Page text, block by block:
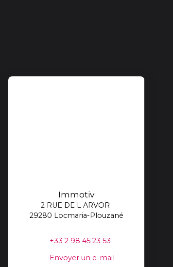
Immotiv
2 RUE DE L ARVOR
29280 Locmaria-Plouzané
+33 2 98 45 23 53
Envoyer un e-mail